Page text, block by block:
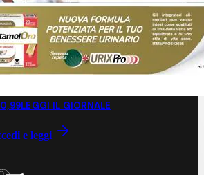
LEGGI IL GIORNALE
e leggi